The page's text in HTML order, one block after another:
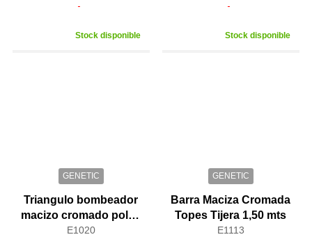
Stock disponible Stock disponible
GENETIC
Triangulo bombeador
macizo cromado polea
alta y baja Genetic Pro
E1020
GENETIC
Barra Maciza Cromada
Topes Tijera 1,50 mts
E1113